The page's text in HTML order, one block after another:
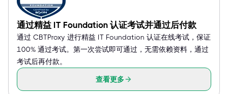
通过精益 IT Foundation 认证考试并通过后付款
通过 CBTProxy 进行精益 IT Foundation 认证在线考试，保证
100% 通过考试。第一次尝试即可通过，无需依赖资料，通过
考试后再付款。
查看更多